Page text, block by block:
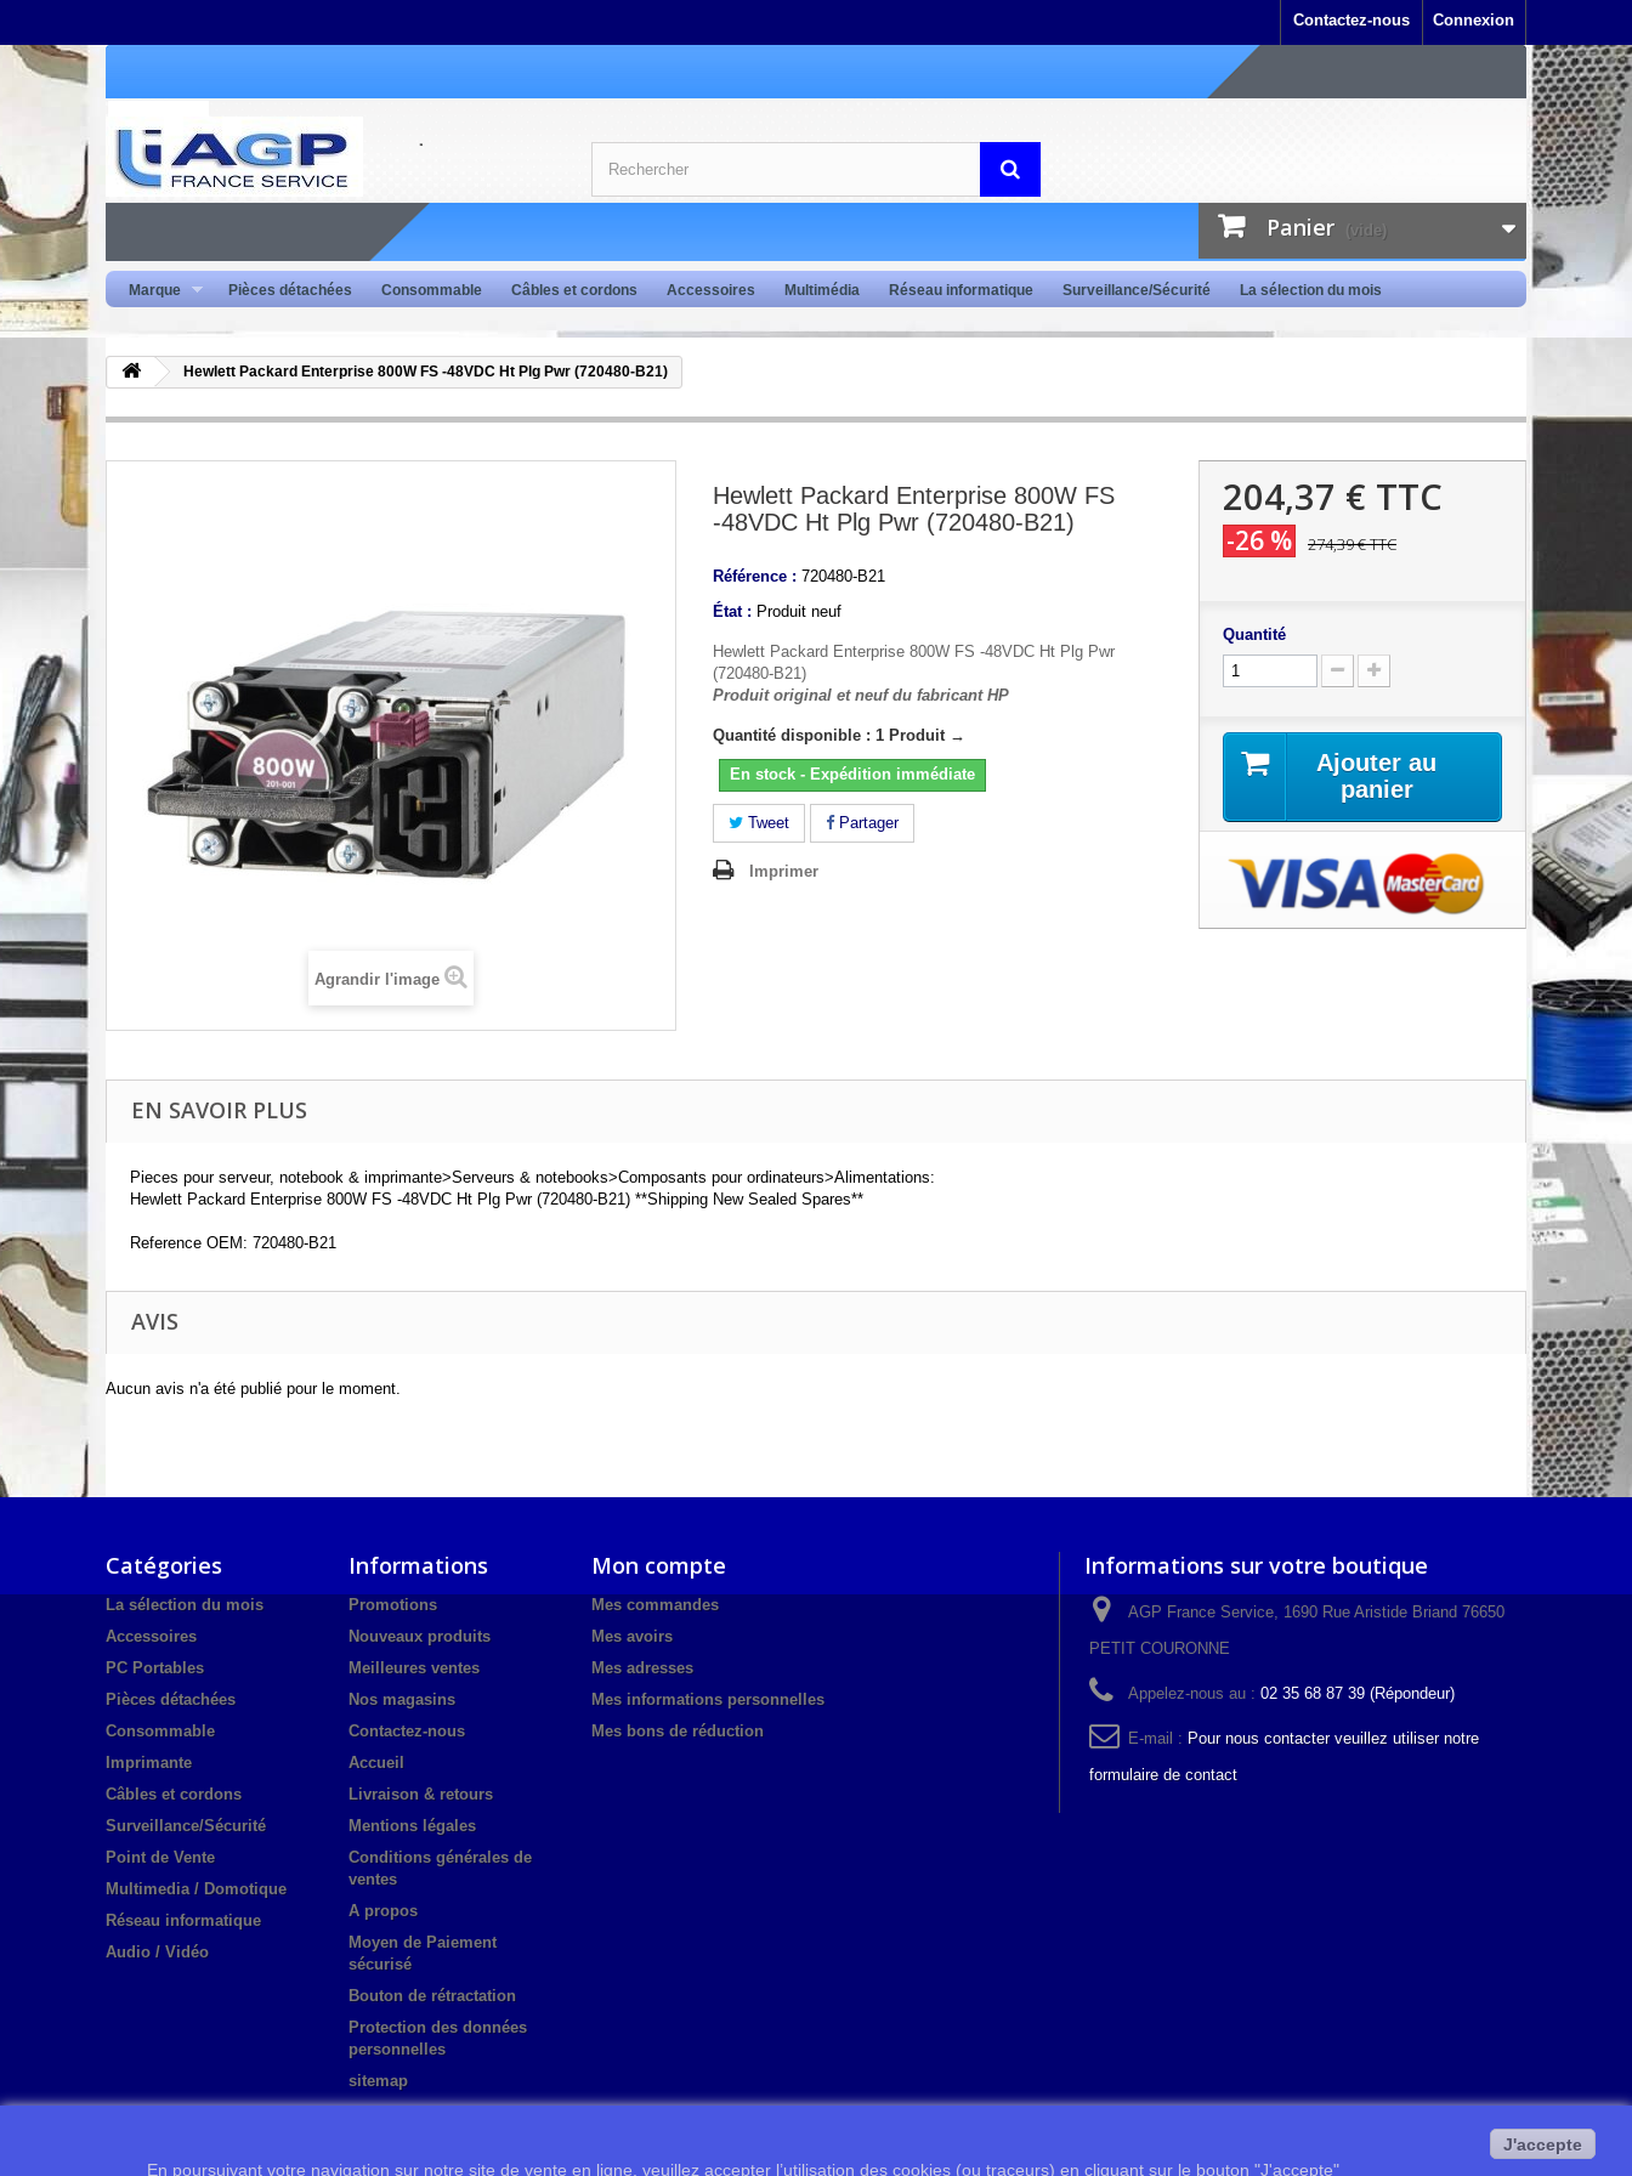
Connexion
Contactez-nous
Panier (vide)
Marque Pièces détachées Consommable Câbles et cordons Accessoires Multimédia Réseau informatique Surveillance/Sécurité La sélection du mois
Hewlett Packard Enterprise 800W FS -48VDC Ht Plg Pwr (720480-B21)
Agrandir l'image
Hewlett Packard Enterprise 800W FS
-48VDC Ht Plg Pwr (720480-B21)
Référence : 720480-B21
État : Produit neuf
Hewlett Packard Enterprise 800W FS -48VDC Ht Plg Pwr
(720480-B21)
Produit original et neuf du fabricant HP
Quantité disponible : 1 Produit →
En stock - Expédition immédiate
Tweet Partager
Imprimer
204,37 € TTC
-26 % 274,39 €TTC
Quantité
Ajouter au
panier
EN SAVOIR PLUS
Pieces pour serveur, notebook & imprimante>Serveurs & notebooks>Composants pour ordinateurs>Alimentations:
Hewlett Packard Enterprise 800W FS -48VDC Ht Plg Pwr (720480-B21) **Shipping New Sealed Spares**
Reference OEM: 720480-B21
AVIS
Aucun avis n'a été publié pour le moment.
Catégories
La sélection du mois
Accessoires
PC Portables
Pièces détachées
Consommable
Imprimante
Câbles et cordons
Surveillance/Sécurité
Point de Vente
Multimedia / Domotique
Réseau informatique
Audio / Vidéo
Informations
Promotions
Nouveaux produits
Meilleures ventes
Nos magasins
Contactez-nous
Accueil
Livraison & retours
Mentions légales
Conditions générales de
ventes
A propos
Moyen de Paiement
sécurisé
Bouton de rétractation
Protection des données
personnelles
sitemap
Mon compte
Mes commandes
Mes avoirs
Mes adresses
Mes informations personnelles
Mes bons de réduction
Informations sur votre boutique
AGP France Service, 1690 Rue Aristide Briand 76650
PETIT COURONNE
Appelez-nous au : 02 35 68 87 39 (Répondeur)
E-mail : Pour nous contacter veuillez utiliser notre
formulaire de contact
En poursuivant votre navigation sur notre site de vente en ligne, veuillez accepter l’utilisation des cookies (ou traceurs) en cliquant sur le bouton "J'accepte"
J'accepte